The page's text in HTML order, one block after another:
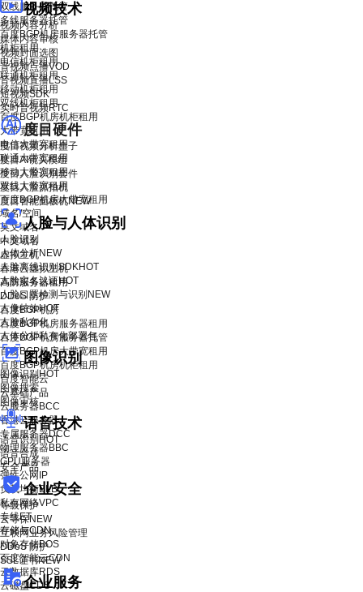
视频技术
视频内容分析
媒体内容审核
视频封面选图
音视频点播VOD
音视频直播LSS
短视频SDK
实时音视频RTC
度目硬件
度目视频分析盒子
度目AI镜头模组
度目人脸识别套件
度目人脸抓拍机
度目智能面板机NEW
人脸与人体识别
人脸识别
人体分析NEW
人脸离线识别SDKHOT
人脸实名认证HOT
人脸口罩检测与识别 NEW
人像特效HOT
人脸私有化
人体分析私有化部署包
图像识别
图像识别HOT
图像搜索
图像审核
语音技术
语音识别 HOT
语音合成
安全产品
企业安全
等级保护
云等保NEW
互联网业务风险管理
DDoS 防护
SSL证书NEW
企业服务
双线服务器托管
多线服务器托管
百度BGP机房服务器托管
机柜租用
电信机柜租用
联通机柜租用
移动机柜租用
双线机柜租用
百度BGP机房机柜租用
大带宽租用
电信大带宽租用
联通大带宽租用
移动大带宽租用
双线大带宽租用
百度BGP机房大带宽租用
域名/空间
英文域名
中文域名
虚拟主机
香港云虚拟主机
高防服务器租用
DDoS 防护
百度BGP机房
百度BGP机房服务器租用
百度BGP机房服务器托管
百度BGP机房大带宽租用
百度BGP机房机柜租用
百度智能云
云基础产品
云服务器BCC
香港云服务器
专属服务器DCC
物理服务器BBC
GPU服务器
弹性公网IP
负载均衡BLB
私有网络VPC
专线ET
存储与CDN
对象存储BOS
百度智能云CDN
云数据库RDS
云磁盘CDS